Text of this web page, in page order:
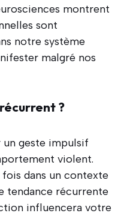
montrent
sont
notre système
malgré nos
?
geste impulsif
violent.
dans un contexte
tendance récurrente
influencera votre